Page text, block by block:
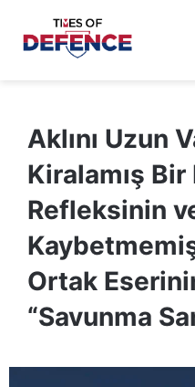
Aklını Uzun
Kiralamış
Refleksinin
Ortak
“Savunma